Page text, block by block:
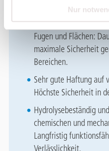
Nur
optimale
Vliesarmierte
Fugen und Flächen:
maximale Sicherheit
Bereichen.
Sehr gute Haftung auf
Höchste Sicherheit in
Hydrolysebeständig
chemischen und
Langfristig
Verlässlichkeit.